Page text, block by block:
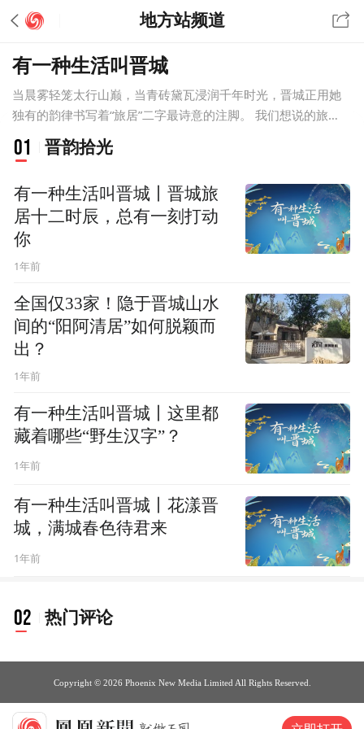
地方站频道
有一种生活叫晋城
当晨雾轻笼太行山巅，当青砖黛瓦浸润千年时光，晋城正用她
独有的韵律书写着“旅居”二字最诗意的注脚。 我们想说的旅
居，是让游客成为“暂居的晋城人”： 在22℃的清晨，去大街上
吃碗“肉丸方便面”； 借宿凤城国际康养中心，伴着阵阵松涛沉
当旅游不再是匆忙的过场，晋城会用72处国保单位的厚重、用
最高负氧离子4.5万个/立方厘米的清新告诉你： 有一种生活叫
晋城。
01 晋韵拾光
有一种生活叫晋城丨晋城旅
居十二时辰，总有一刻打动
你
1年前
全国仅33家！隐于晋城山水
间的“阳阿清居”如何脱颖而
出？
1年前
有一种生活叫晋城丨这里都
藏着哪些“野生汉字”？
1年前
有一种生活叫晋城丨花漾晋
城，满城春色待君来
1年前
02 热门评论
Copyright © 2026 Phoenix New Media Limited All Rights Reserved.